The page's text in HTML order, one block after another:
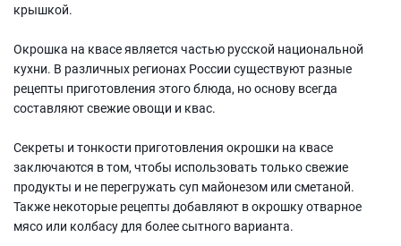
крышкой.
Окрошка на квасе является частью русской национальной
кухни. В различных регионах России существуют разные
рецепты приготовления этого блюда, но основу всегда
составляют свежие овощи и квас.
Секреты и тонкости приготовления окрошки на квасе
заключаются в том, чтобы использовать только свежие
продукты и не перегружать суп майонезом или сметаной.
Также некоторые рецепты добавляют в окрошку отварное
мясо или колбасу для более сытного варианта.